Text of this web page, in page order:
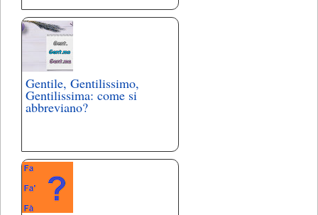
Gentile, Gentilissimo,
Gentilissima: come si
abbreviano?